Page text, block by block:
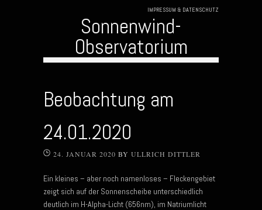
IMPRESSUM & DATENSCHUTZ
Sonnenwind-
Observatorium
Beobachtung am
24.01.2020
24. JANUAR 2020 BY ULLRICH DITTLER
Ein kleines – aber noch namenloses – Fleckengebiet
zeigt sich auf der Sonnenscheibe unterschiedlich
deutlich im H-Alpha-Licht (656nm), im Natriumlicht